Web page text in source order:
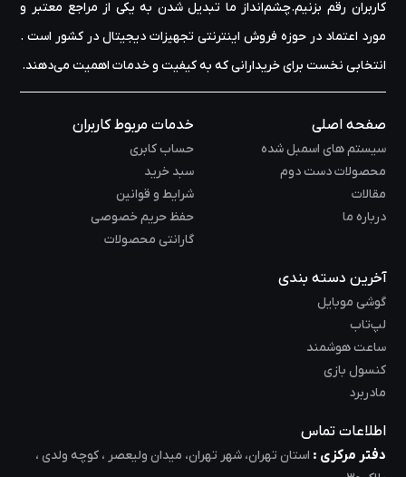
کاربران رقم بزنیم.چشم‌انداز ما تبدیل شدن به یکی از مراجع معتبر و
مورد اعتماد در حوزه‌ فروش اینترنتی تجهیزات دیجیتال در کشور است .
انتخابی نخست برای خریدارانی که به کیفیت و خدمات اهمیت می‌دهند.
صفحه اصلی
سیستم های اسمبل شده
محصولات دست دوم
مقالات
درباره ما
خدمات مربوط کاربران
حساب کابری
سبد خرید
شرایط و قوانین
حفظ حریم خصوصی
گارانتی محصولات
آخرین دسته بندی
گوشی موبایل
لپ‌تاب
ساعت هوشمند
کنسول بازی
مادربرد
اطلاعات تماس
دفتر مرکزی : استان تهران، شهر تهران، میدان ولیعصر ، کوچه ولدی ،